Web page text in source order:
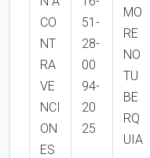
CO
NT
RA
VE
NCI
ON
ES
51-
28-
00
94-
20
25
MO
RE
NO
TU
BE
RQ
UIA